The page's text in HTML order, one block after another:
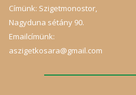
Címünk: Szigetmonostor,
Nagyduna sétány 90.
Emailcímünk:
aszigetkosara@gmail.com